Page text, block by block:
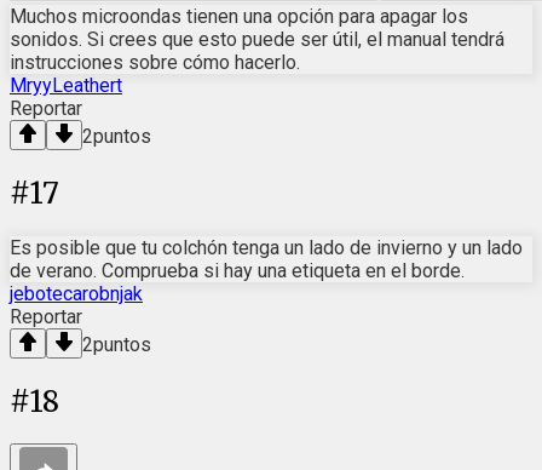
Muchos microondas tienen una opción para apagar los
sonidos. Si crees que esto puede ser útil, el manual tendrá
instrucciones sobre cómo hacerlo.
MryyLeathert
Reportar
2puntos
#17
Es posible que tu colchón tenga un lado de invierno y un lado
de verano. Comprueba si hay una etiqueta en el borde.
jebotecarobnjak
Reportar
2puntos
#18